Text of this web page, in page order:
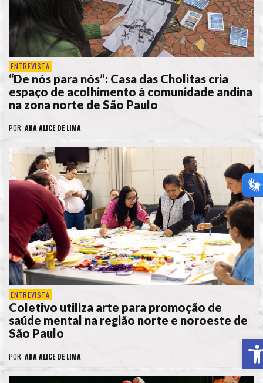
ENTREVISTA
“De nós para nós”: Casa das Cholitas cria
espaço de acolhimento à comunidade andina
na zona norte de São Paulo
POR ANA ALICE DE LIMA
ENTREVISTA
Coletivo utiliza arte para promoção de
saúde mental na região norte e noroeste de
São Paulo
POR ANA ALICE DE LIMA